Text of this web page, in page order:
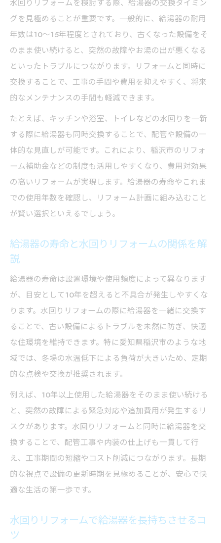
水回りリフォームを検討する際、給湯器の交換タイミン
グを見極めることが重要です。一般的に、給湯器の耐用
年数は10〜15年程度とされており、古くなった設備をそ
のまま使い続けると、突然の故障やお湯の出が悪くなる
といったトラブルにつながります。リフォームと同時に
交換することで、工事の手間や費用を抑えやすく、将来
的なメンテナンスの手間も軽減できます。
たとえば、キッチンや浴室、トイレなどの水回りを一新
する際に給湯器も同時交換することで、配管や設備の一
体的な見直しが可能です。これにより、稲沢市のリフォ
ーム補助金などの制度も活用しやすくなり、費用対効果
の高いリフォームが実現します。給湯器の寿命やこれま
での使用年数を確認し、リフォーム計画に組み込むこと
が賢い選択といえるでしょう。
給湯器の寿命と水回りリフォームの関係を解
説
給湯器の寿命は設置環境や使用頻度によって異なります
が、目安として10年を超えると不具合が発生しやすくな
ります。水回りリフォームの際に給湯器を一緒に交換す
ることで、古い設備によるトラブルを未然に防ぎ、快適
な住環境を維持できます。特に愛知県稲沢市のような地
域では、冬場の水温低下による負荷が大きいため、定期
的な点検や交換が推奨されます。
例えば、10年以上使用した給湯器をそのまま使い続ける
と、突然の故障による緊急対応や追加費用が発生するリ
スクがあります。水回りリフォームと同時に給湯器を交
換することで、配管工事や内装の仕上げも一貫して行
え、工事期間の短縮やコスト削減につながります。長期
的な視点で設備の更新時期を見極めることが、安心で快
適な生活の第一歩です。
水回りリフォームで給湯器を長持ちさせるコ
ツ